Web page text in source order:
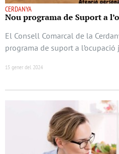
CERDANYA
Nou programa de Suport a
El Consell Comarcal de la
programa de suport a
15 gener del 2024